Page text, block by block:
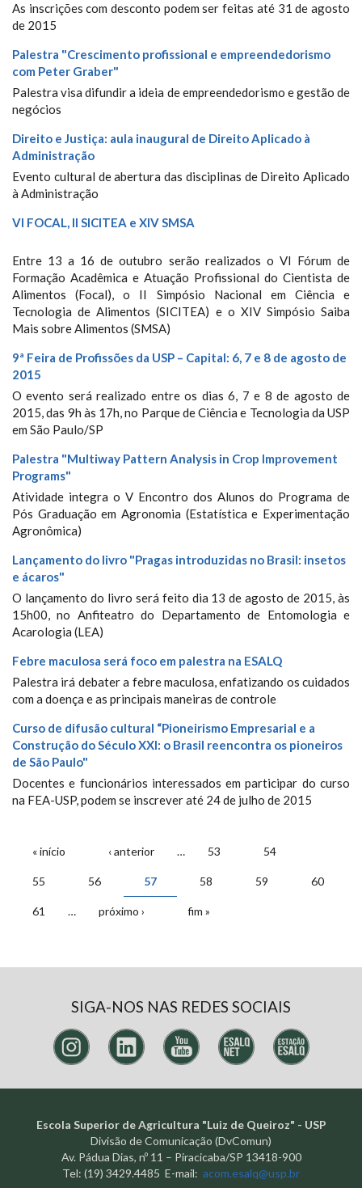
As inscrições com desconto podem ser feitas até 31 de agosto
de 2015
Palestra "Crescimento profissional e empreendedorismo
com Peter Graber"
Palestra visa difundir a ideia de empreendedorismo e gestão de
negócios
Direito e Justiça: aula inaugural de Direito Aplicado à
Administração
Evento cultural de abertura das disciplinas de Direito Aplicado
à Administração
VI FOCAL, II SICITEA e XIV SMSA
Entre 13 a 16 de outubro serão realizados o VI Fórum de
Formação Acadêmica e Atuação Profissional do Cientista de
Alimentos (Focal), o II Simpósio Nacional em Ciência e
Tecnologia de Alimentos (SICITEA) e o XIV Simpósio Saiba
Mais sobre Alimentos (SMSA)
9ª Feira de Profissões da USP – Capital: 6, 7 e 8 de agosto de
2015
O evento será realizado entre os dias 6, 7 e 8 de agosto de
2015, das 9h às 17h, no Parque de Ciência e Tecnologia da USP
em São Paulo/SP
Palestra "Multiway Pattern Analysis in Crop Improvement
Programs"
Atividade integra o V Encontro dos Alunos do Programa de
Pós Graduação em Agronomia (Estatística e Experimentação
Agronômica)
Lançamento do livro "Pragas introduzidas no Brasil: insetos
e ácaros"
O lançamento do livro será feito dia 13 de agosto de 2015, às
15h00, no Anfiteatro do Departamento de Entomologia e
Acarologia (LEA)
Febre maculosa será foco em palestra na ESALQ
Palestra irá debater a febre maculosa, enfatizando os cuidados
com a doença e as principais maneiras de controle
Curso de difusão cultural “Pioneirismo Empresarial e a
Construção do Século XXI: o Brasil reencontra os pioneiros
de São Paulo"
Docentes e funcionários interessados em participar do curso
na FEA-USP, podem se inscrever até 24 de julho de 2015
PÁGINAS
« início ‹ anterior … 53 54
55 56 57 58 59 60
61 … próximo › fim »
SIGA-NOS NAS REDES SOCIAIS
Escola Superior de Agricultura "Luiz de Queiroz" - USP
Divisão de Comunicação (DvComun)
Av. Pádua Dias, nº 11 – Piracicaba/SP 13418-900
Tel: (19) 3429.4485 E-mail: acom.esalq@usp.br